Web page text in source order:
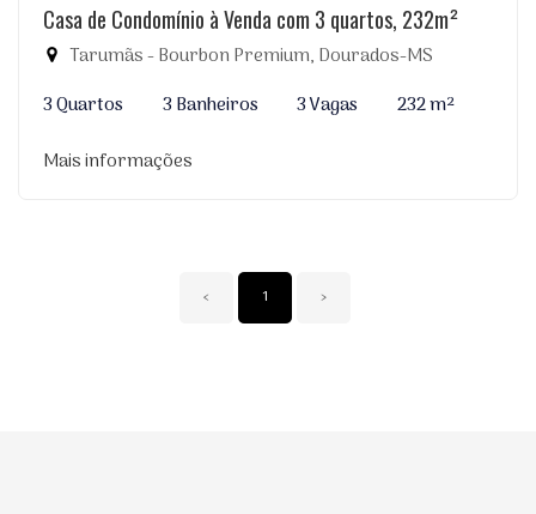
Casa de Condomínio à Venda com 3 quartos, 232m²
Tarumãs - Bourbon Premium, Dourados-MS
3 Quartos
3 Banheiros 3 Vagas
232 m²
Mais informações
‹ 1 ›